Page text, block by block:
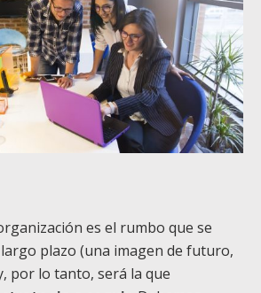
es el rumbo que se
plazo (una imagen de futuro,
por lo tanto, será la que